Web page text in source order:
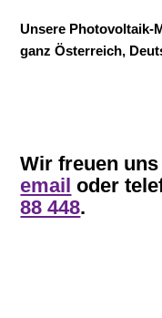
Unsere Photovoltaik-
ganz Österreich,
Wir freuen
email oder
88 448.